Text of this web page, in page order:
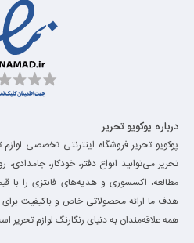
درباره پوکویو تحریر
پوکویو تحریر فروشگاه اینترنتی تخصصی
تحریر می‌توانید انواع دفتر، خودکار،
مطالعه، اکسسوری و هدیه‌های فانتزی را با
هدف ما ارائه محصولاتی خاص و باکیفیت برای
همه علاقه‌مندان به دنیای رنگارنگ لوازم تحریر